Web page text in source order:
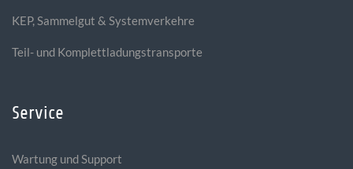
KEP, Sammelgut & Systemverkehre
Teil- und Komplettladungstransporte
Service
Wartung und Support